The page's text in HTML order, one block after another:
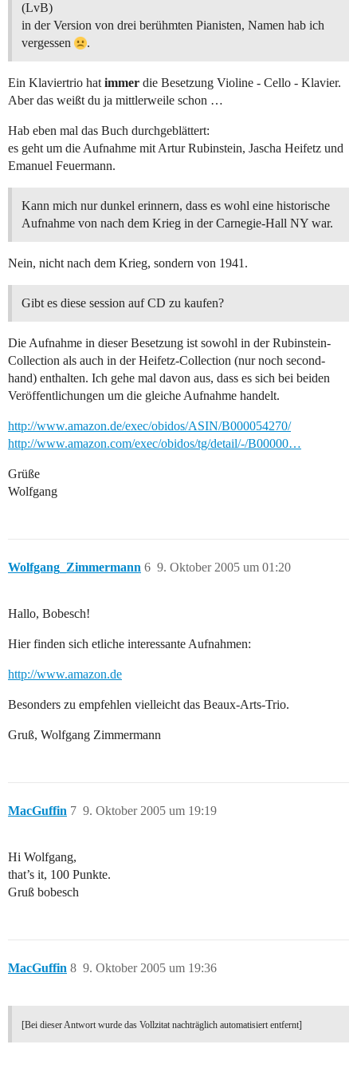
(LvB)
in der Version von drei berühmten Pianisten, Namen hab ich
vergessen
.
Ein Klaviertrio hat immer die Besetzung Violine - Cello - Klavier.
Aber das weißt du ja mittlerweile schon …
Hab eben mal das Buch durchgeblättert:
es geht um die Aufnahme mit Artur Rubinstein, Jascha Heifetz und
Emanuel Feuermann.
Kann mich nur dunkel erinnern, dass es wohl eine historische
Aufnahme von nach dem Krieg in der Carnegie-Hall NY war.
Nein, nicht nach dem Krieg, sondern von 1941.
Gibt es diese session auf CD zu kaufen?
Die Aufnahme in dieser Besetzung ist sowohl in der Rubinstein-
Collection als auch in der Heifetz-Collection (nur noch second-
hand) enthalten. Ich gehe mal davon aus, dass es sich bei beiden
Veröffentlichungen um die gleiche Aufnahme handelt.
http://www.amazon.de/exec/obidos/ASIN/B000054270/
http://www.amazon.com/exec/obidos/tg/detail/-/B00000…
Grüße
Wolfgang
Wolfgang_Zimmermann 9. Oktober 2005 um 01:20
6
Hallo, Bobesch!
Hier finden sich etliche interessante Aufnahmen:
http://www.amazon.de
Besonders zu empfehlen vielleicht das Beaux-Arts-Trio.
Gruß, Wolfgang Zimmermann
MacGuffin 9. Oktober 2005 um 19:19
7
Hi Wolfgang,
that’s it, 100 Punkte.
Gruß bobesch
MacGuffin 9. Oktober 2005 um 19:36
8
[Bei dieser Antwort wurde das Vollzitat nachträglich automatisiert entfernt]